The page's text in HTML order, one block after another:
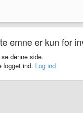
emne er kun for
denne side.
logget ind. Log ind